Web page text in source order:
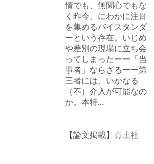
【論文掲載】青土社
情でも、無関心でもな
く昨今、にわかに注目
を集めるバイスタンダ
ーという存在。いじめ
や差別の現場に立ち会
ってしまったーー「当
事者」ならざるーー第
三者には、いかなる
（不）介入が可能なの
か。本特...